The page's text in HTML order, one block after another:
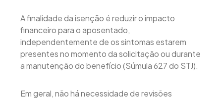
A finalidade da isenção é reduzir o impacto
financeiro para o aposentado,
independentemente de os sintomas estarem
presentes no momento da solicitação ou durante
a manutenção do benefício (Súmula 627 do STJ).
Em geral, não há necessidade de revisões